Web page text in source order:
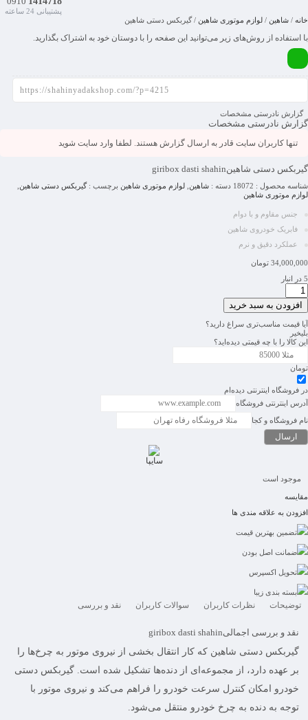
پشتیبانی 24 ساعته
خانه / شاهین / لوازم موتوری شاهین / گیربکس دستی شاهین
با استفاده از روش‌های زیر می‌توانید این صفحه را با دوستان خود به اشتراک بگذارید.
گزارش نادرستی مشخصات
گزارش نادرستی مشخصات
تنها کاربران سایت قادر به ارسال گزارش هستند. لطفا وارد سایت شوید
گیربکس دستی شاهینgiribox dasti shahin
شناسه محصول : 18072 دسته : شاهین لوازم موتوری شاهین برچسب :گیربکس دستی شاهین
لوازم موتوری شاهین
جنس مقاوم و با دوام
فابریک خودروی شاهین
عملکرد دقیق و نرم
34,000,000 تومان
5 در انبار
افزودن به سبد خرید
آیا قیمت مناسب‌تری سراغ دارید؟
بلیخیر
این کالا را با چه قیمتی دیده‌اید؟
تومان
در فروشگاه اینترنتی دیده‌ام
آدرس اینترنتی فروشگاه
نام فروشگاه و کجا
سایپا
موجود است
مقایسه
افزودن به علاقه مندی ها
تضمین بهترین قیمت
ضمانت اصل بودن
تحویل اکسپرس
بسته بندی زیبا
توضیحات نظرات کاربران سوالات کاربران نقد و بررسی
نقد و بررسی اجمالیgiribox dasti shahin
گیربکس دستی شاهین که کار انتقال بخشی از نیروی موتور به چرخ‌ها را
بر عهده دارد، از مجموعه‌ای از دنده‌ها تشکیل شده است. گیربکس دستی
خودرو امکان کنترل سرعت خودرو را فراهم می‌کند و نیروی موتور با
توجه به دنده به چرخ خودرو منتقل می‌شود.